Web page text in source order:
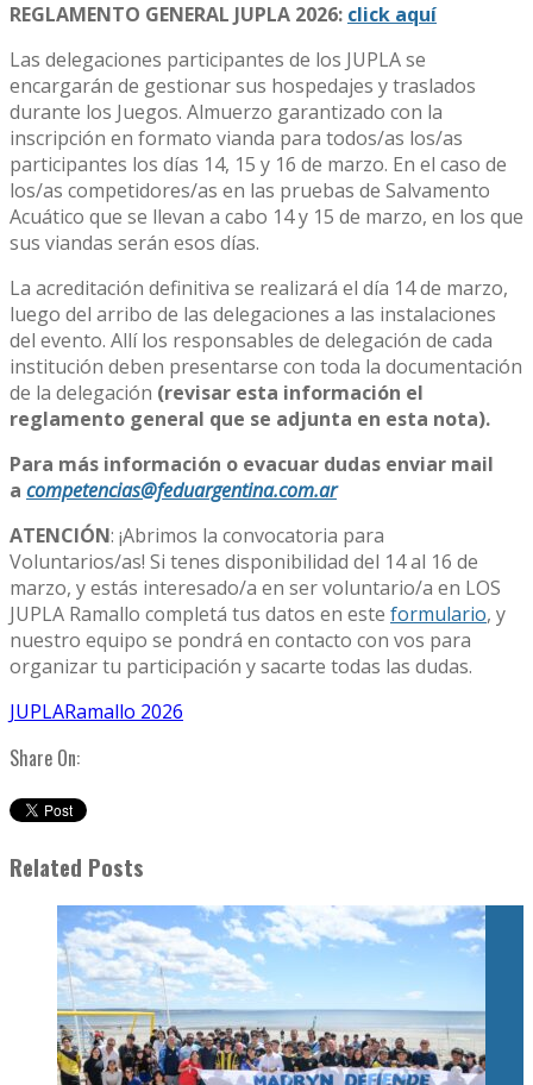
REGLAMENTO GENERAL JUPLA 2026: click aquí
Las delegaciones participantes de los JUPLA se
encargarán de gestionar sus hospedajes y traslados
durante los Juegos. Almuerzo garantizado con la
inscripción en formato vianda para todos/as los/as
participantes los días 14, 15 y 16 de marzo. En el caso de
los/as competidores/as en las pruebas de Salvamento
Acuático que se llevan a cabo 14 y 15 de marzo, en los que
sus viandas serán esos días.
La acreditación definitiva se realizará el día 14 de marzo,
luego del arribo de las delegaciones a las instalaciones
del evento. Allí los responsables de delegación de cada
institución deben presentarse con toda la documentación
de la delegación (revisar esta información el
reglamento general que se adjunta en esta nota).
Para más información o evacuar dudas enviar mail
a competencias@feduargentina.com.ar
ATENCIÓN: ¡Abrimos la convocatoria para
Voluntarios/as! Si tenes disponibilidad del 14 al 16 de
marzo, y estás interesado/a en ser voluntario/a en LOS
JUPLA Ramallo completá tus datos en este formulario, y
nuestro equipo se pondrá en contacto con vos para
organizar tu participación y sacarte todas las dudas.
JUPLARamallo 2026
Share On:
Related Posts